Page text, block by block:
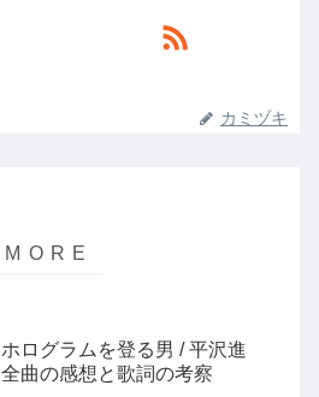
カミヅキ
ホログラムを登る男 / 平沢進
全曲の感想と歌詞の考察